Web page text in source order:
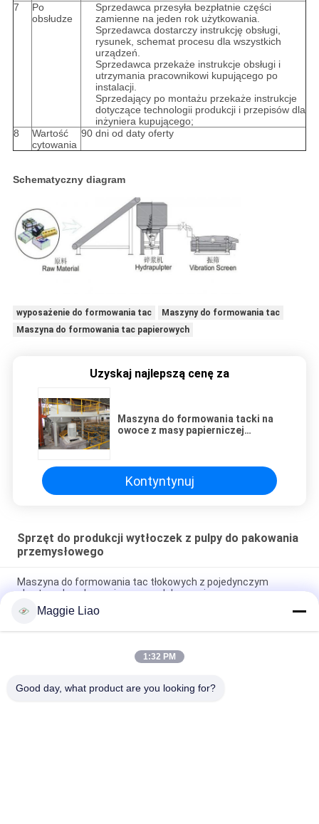
7
Po
obsłudze
Sprzedawca przesyła bezpłatnie części
zamienne na jeden rok użytkowania.
Sprzedawca dostarczy instrukcję obsługi,
rysunek, schemat procesu dla wszystkich
urządzeń.
Sprzedawca przekaże instrukcje obsługi i
utrzymania pracownikowi kupującego po
instalacji.
Sprzedający po montażu przekaże instrukcje
dotyczące technologii produkcji i przepisów dla
inżyniera kupującego;
8
Wartość
cytowania
90 dni od daty oferty
Schematyczny diagram
wyposażenie do formowania tac
Maszyny do formowania tac
Maszyna do formowania tac papierowych
Uzyskaj najlepszą cenę za
Maszyna do formowania tacki na
owoce z masy papierniczej
Kontyntynuj
Sprzęt do produkcji wytłoczek z pulpy do pakowania
przemysłowego
Maszyna do formowania tac tłokowych z pojedynczym
obrotem do pakowania masy celulozowej
formowania pulpy produkująca sadzonkę
Automatyczna tłokowa / obrotowa maszyna do formowania
Maggie Liao
1:32 PM
Good day, what product are you looking for?